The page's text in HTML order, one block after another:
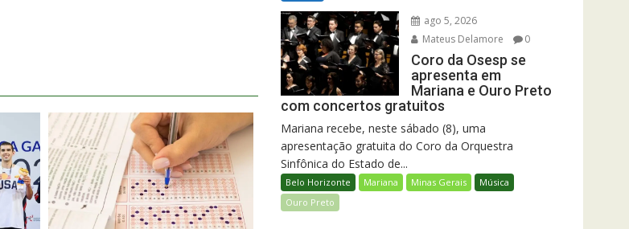
ago 5, 2026
Mateus Delamore
0
Coro da Osesp se
apresenta em
Mariana e Ouro Preto
com concertos gratuitos
Mariana recebe, neste sábado (8), uma
apresentação gratuita do Coro da Orquestra
Sinfônica do Estado de...
Belo Horizonte Mariana Minas Gerais
Música
Ouro Preto